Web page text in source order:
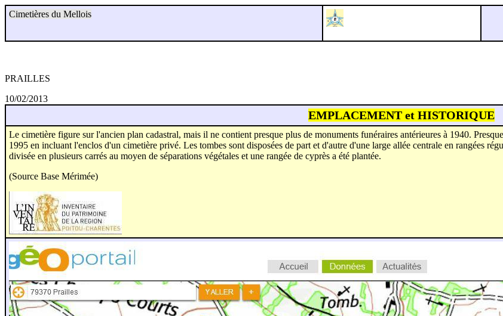
Cimetières du Mellois
PRAILLES
10/02/2013
EMPLACEMENT et HISTORIQUE
Le cimetière figure sur l'ancien plan cadastral, mais il ne contient presque plus de monuments funéraires antérieures à 1940.
1995 en incluant l'enclos d'un cimetière privé. Les tombes sont disposées de part et d'autre d'une large allée centrale en rangées
divisée en plusieurs carrés au moyen de séparations végétales et une rangée de cyprès a été plantée.
(Source Base Mérimée)